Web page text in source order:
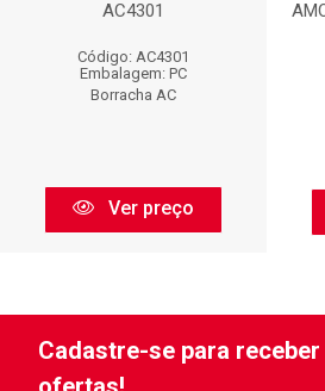
AC4301
Código: AC4301
Embalagem: PC
Borracha AC
Ver preço
Cadastre-se para